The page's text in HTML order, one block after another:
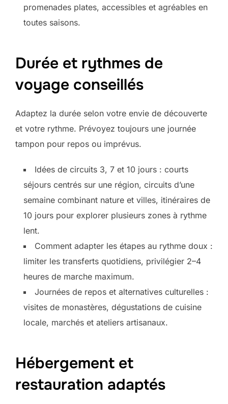
promenades plates, accessibles et agréables en
toutes saisons.
Durée et rythmes de
voyage conseillés
Adaptez la durée selon votre envie de découverte
et votre rythme. Prévoyez toujours une journée
tampon pour repos ou imprévus.
Idées de circuits 3, 7 et 10 jours : courts
séjours centrés sur une région, circuits d’une
semaine combinant nature et villes, itinéraires de
10 jours pour explorer plusieurs zones à rythme
lent.
Comment adapter les étapes au rythme doux :
limiter les transferts quotidiens, privilégier 2–4
heures de marche maximum.
Journées de repos et alternatives culturelles :
visites de monastères, dégustations de cuisine
locale, marchés et ateliers artisanaux.
Hébergement et
restauration adaptés